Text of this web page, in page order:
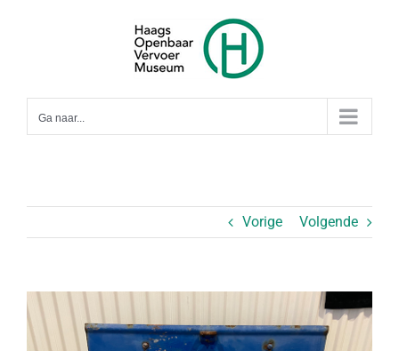
Ga naar...
Vorige Volgende
Bekijk
grotere